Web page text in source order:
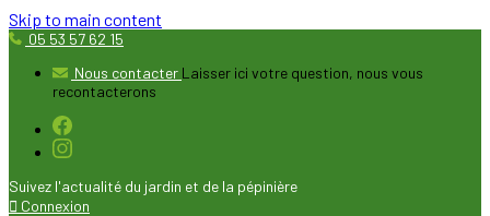
Skip to main content
05 53 57 62 15
Nous contacter Laisser ici votre question, nous vous
recontacterons
Suivez l'actualité du jardin et de la pépinière
 Connexion